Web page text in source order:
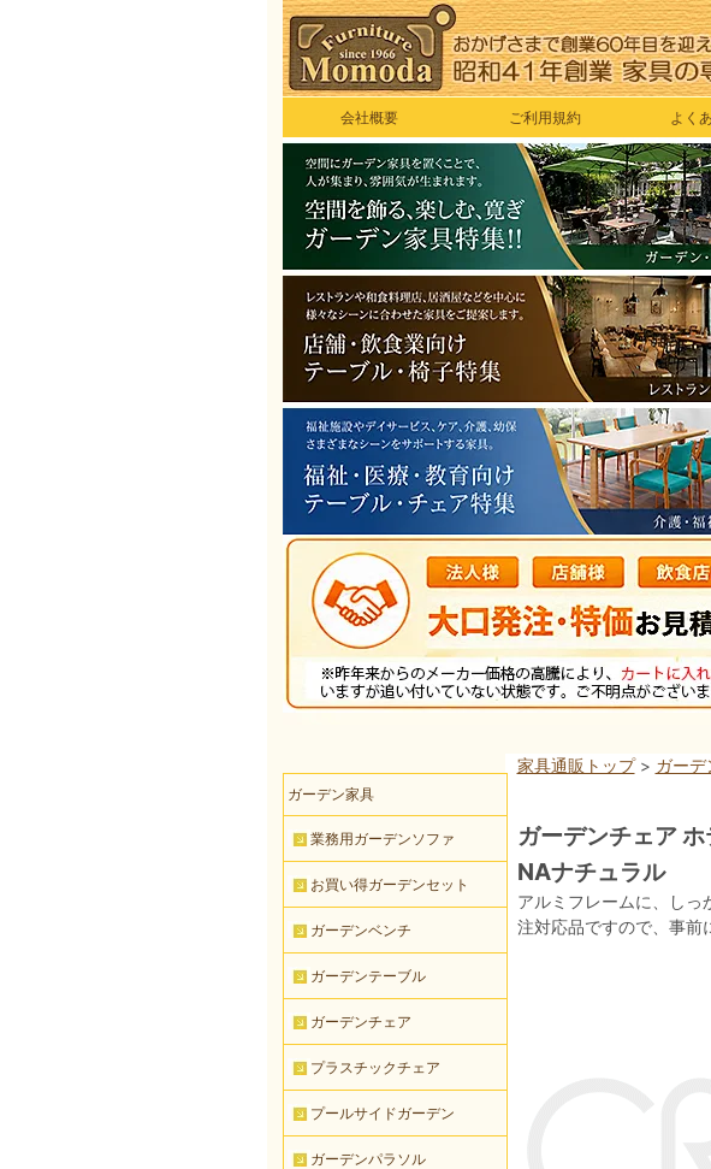
会社概要 ご利用規約 よく
家具通販トップ> ガーデ
ガーデンチェア
NAナチュラル
アルミフレームに、しっ
注対応品ですので、事前
ガーデン家具
業務用ガーデンソファ
お買い得ガーデンセット
ガーデンベンチ
ガーデンテーブル
ガーデンチェア
プラスチックチェア
プールサイドガーデン
ガーデンパラソル